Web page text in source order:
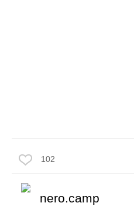
102
nero.camp